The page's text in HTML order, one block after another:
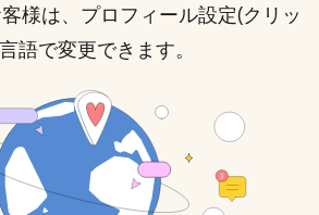
様は、 プロフィール設定(クリッ
語で変更できます。